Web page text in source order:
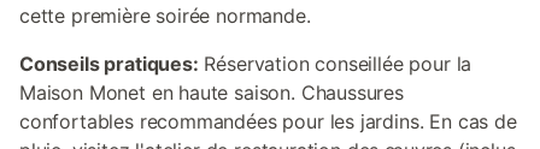
cette première soirée normande.
Conseils pratiques: Réservation conseillée pour la
Maison Monet en haute saison. Chaussures
confortables recommandées pour les jardins. En cas de